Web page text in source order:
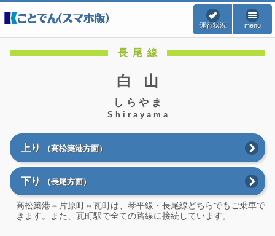
運行状況 menu
長尾線
白山
しらやま
Shirayama
上り （高松築港方面）
下り （長尾方面）
高松築港⇔片原町⇔瓦町は、琴平線・長尾線どちらでもご乗車で
きます。また、瓦町駅で全ての路線に接続しています。